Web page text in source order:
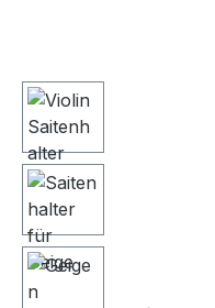
Bildergalerie